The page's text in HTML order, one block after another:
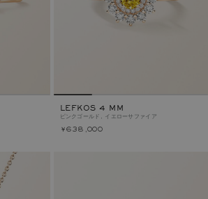
LEFKOS 4 MM
ピンクゴールド, イエローサファイア
￥638,000